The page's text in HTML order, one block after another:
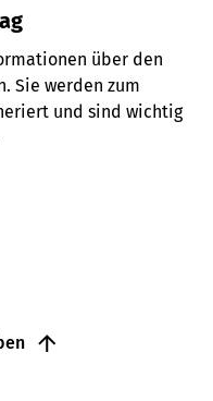
über den
Sie werden zum
und sind wichtig